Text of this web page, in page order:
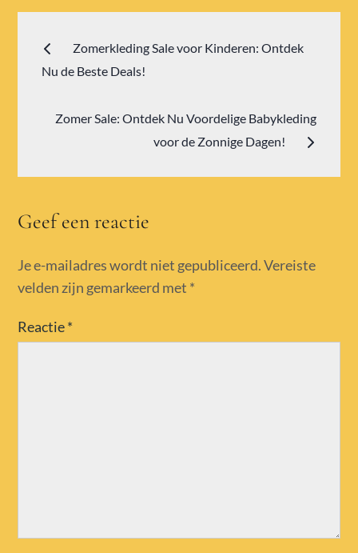
navigatie
Zomerkleding Sale voor Kinderen: Ontdek
Nu de Beste Deals!
Zomer Sale: Ontdek Nu Voordelige Babykleding
voor de Zonnige Dagen!
Geef een reactie
Je e-mailadres wordt niet gepubliceerd. Vereiste
velden zijn gemarkeerd met *
Reactie*